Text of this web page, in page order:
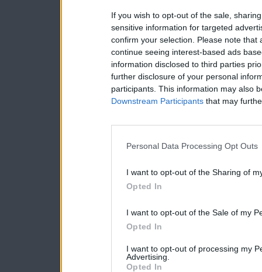
If you wish to opt-out of the sale,
sensitive information for targeted
confirm your selection. Please note
continue seeing interest-based ads
information disclosed to third parties
further disclosure of your personal
participants. This information may also
Downstream Participants that may
Personal Data Processing Opt Outs
I want to opt-out of the Sharing of
Opted In
I want to opt-out of the Sale of my
Opted In
I want to opt-out of processing my
Advertising.
Opted In